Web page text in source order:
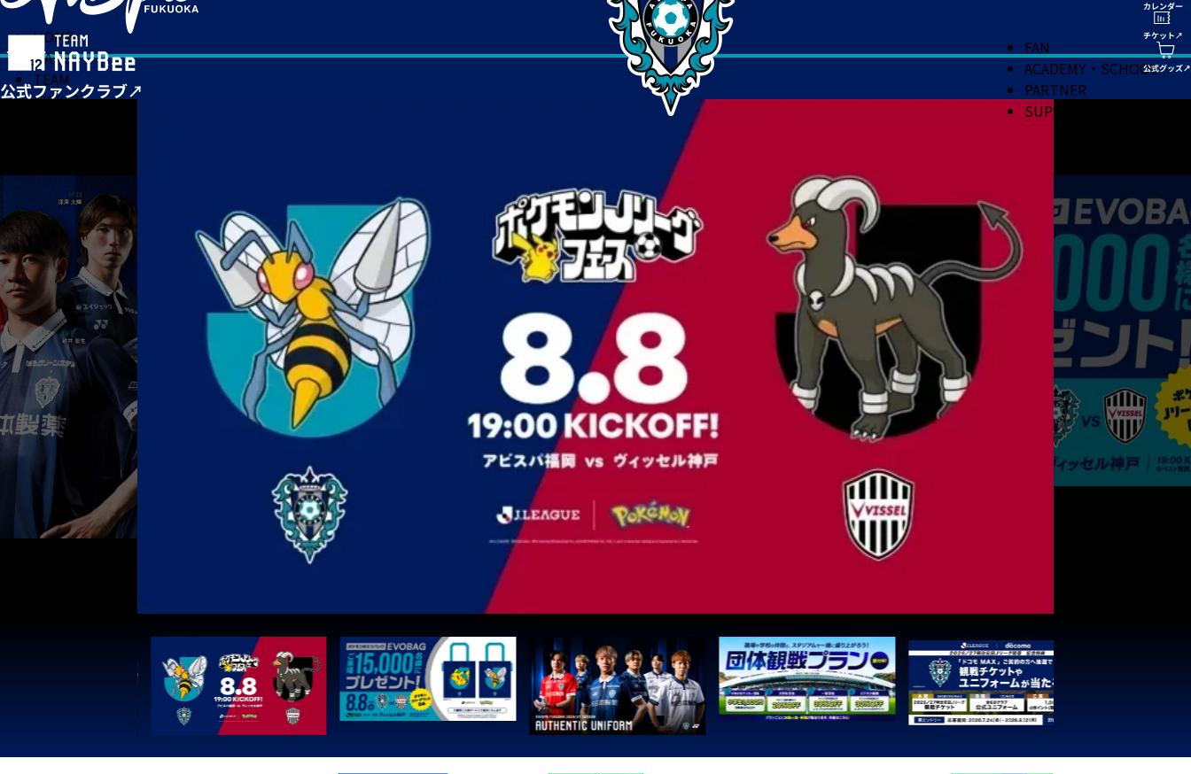
HOME
MATCH
TEAM
TICKET
FAN
ACADEMY・SCHOOL
PARTNER
SUPPORT